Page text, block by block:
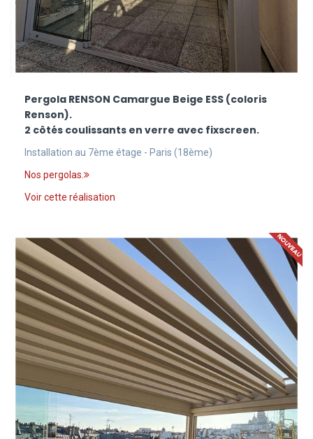
Pergola RENSON Camargue Beige ESS (coloris
Renson).
2 côtés coulissants en verre avec fixscreen.
Installation au 7ème étage - Paris (18ème)
Nos pergolas.
Voir cette réalisation